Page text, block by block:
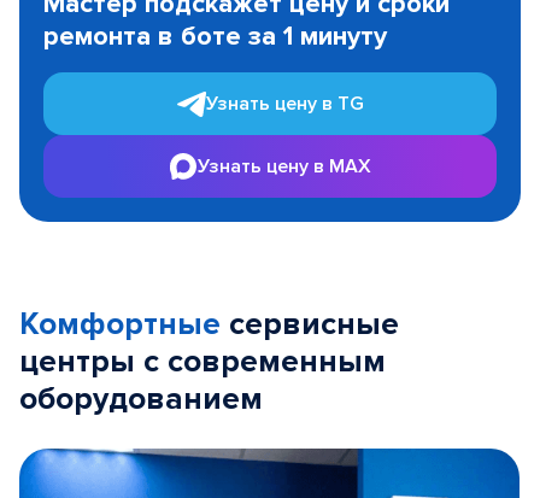
ремонта в боте за 1 минуту
Узнать цену в TG
Узнать цену в MAX
Комфортные сервисные
центры с современным
оборудованием